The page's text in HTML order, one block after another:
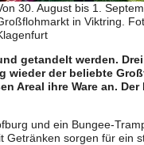
30. August bis 1.
in Viktring.
getandelt werden.
wieder der beliebte
Areal ihre Ware an.
und ein Bungee-
Getränken sorgen für ein